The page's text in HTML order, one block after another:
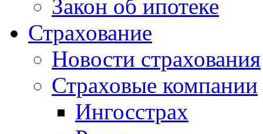
Закон об ипотеке
Страхование
Новости страхования
Страховые компании
Ингосстрах